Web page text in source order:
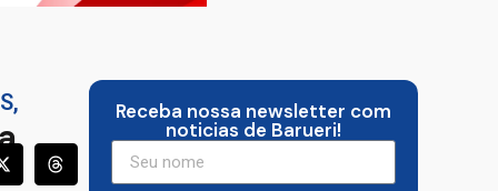
,
Receba nossa newsletter com
noticias de Barueri!